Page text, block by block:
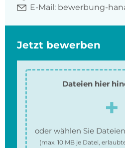
E-Mail: bewerbung-
Jetzt bewerben
Dateien hier
oder wählen Sie
(max. 10 MBje Datei,